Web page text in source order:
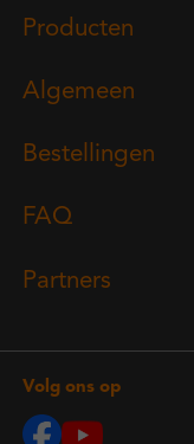
Producten
Algemeen
Bestellingen
FAQ
Partners
Volg ons op